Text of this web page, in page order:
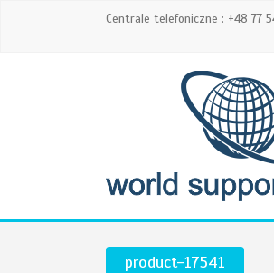
Centrale telefoniczne : +48 77
product-17541